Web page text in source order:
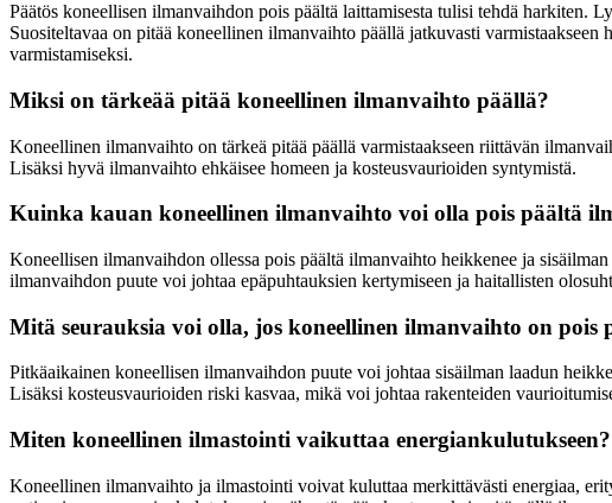
Päätös koneellisen ilmanvaihdon pois päältä laittamisesta tulisi tehdä harkiten.
Suositeltavaa on pitää koneellinen ilmanvaihto päällä jatkuvasti
varmistamiseksi.
Miksi on tärkeää pitää koneellinen ilmanvaihto päällä?
Koneellinen ilmanvaihto on tärkeä pitää päällä varmistaakseen riittävän
Lisäksi hyvä ilmanvaihto ehkäisee homeen ja kosteusvaurioiden syntymistä.
Kuinka kauan koneellinen ilmanvaihto voi olla pois päältä
Koneellisen ilmanvaihdon ollessa pois päältä ilmanvaihto heikkenee ja
ilmanvaihdon puute voi johtaa epäpuhtauksien kertymiseen ja haitallisten
Mitä seurauksia voi olla, jos koneellinen ilmanvaihto on pois
Pitkäaikainen koneellisen ilmanvaihdon puute voi johtaa sisäilman laadun
Lisäksi kosteusvaurioiden riski kasvaa, mikä voi johtaa rakenteiden
Miten koneellinen ilmastointi vaikuttaa energiankulutukseen?
Koneellinen ilmanvaihto ja ilmastointi voivat kuluttaa merkittävästi energiaa,